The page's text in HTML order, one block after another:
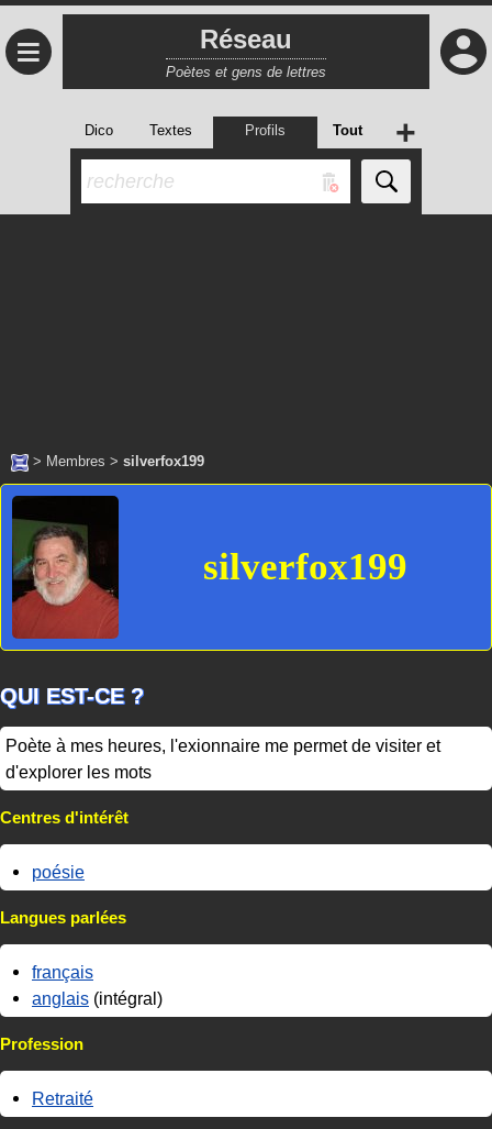
≡ Réseau
Poètes et gens de lettres
Dico Textes Profils Tout +
> Membres > silverfox199
silverfox199
QUI EST-CE ?
Poète à mes heures, l'exionnaire me permet de visiter et
d'explorer les mots
Centres d'intérêt
poésie
Langues parlées
français
anglais (intégral)
Profession
Retraité